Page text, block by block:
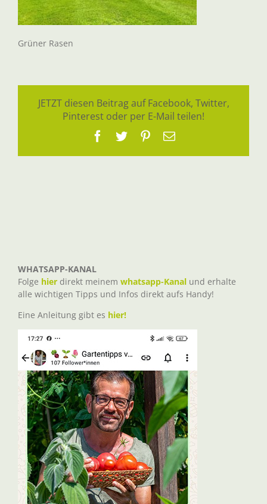
Grüner Rasen
JETZT diesen Beitrag auf Facebook, Twitter,
Pinterest oder per E-Mail teilen!
Facebook
TwitterPinterest
E-
WHATSAPP-KANAL
Folge hier direkt meinem whatsapp-Kanal und erhalte
alle wichtigen Tipps und Infos direkt aufs Handy!
Eine Anleitung gibt es hier!